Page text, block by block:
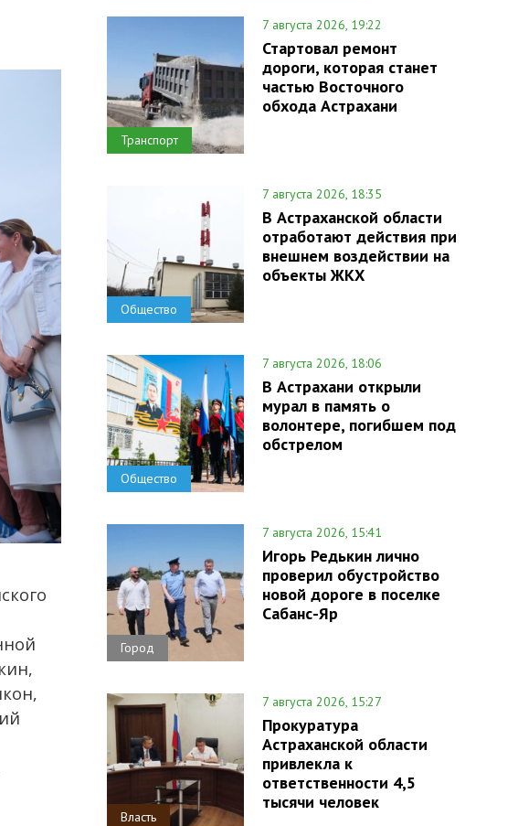
Транспорт
7 августа 2026, 19:22
Стартовал ремонт
дороги, которая станет
частью Восточного
обхода Астрахани
Общество
7 августа 2026, 18:35
В Астраханской области
отработают действия при
внешнем воздействии на
объекты ЖКХ
Общество
7 августа 2026, 18:06
В Астрахани открыли
мурал в память о
волонтере, погибшем под
обстрелом
Город
7 августа 2026, 15:41
Игорь Редькин лично
проверил обустройство
новой дороге в поселке
Сабанс-Яр
Власть
7 августа 2026, 15:27
Прокуратура
Астраханской области
привлекла к
ответственности 4,5
тысячи человек